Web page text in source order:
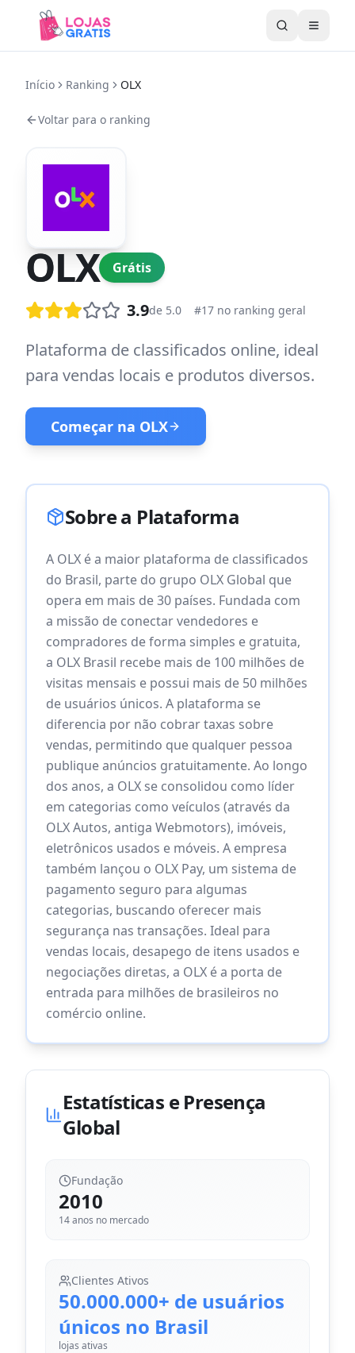
Abrir
Início Ranking OLX
Voltar para o ranking
OLX Grátis
3.9de 5.0 #17 no ranking geral
Plataforma de classificados online, ideal
para vendas locais e produtos diversos.
Começar na OLX
Sobre a Plataforma
A OLX é a maior plataforma de classificados
do Brasil, parte do grupo OLX Global que
opera em mais de 30 países. Fundada com
a missão de conectar vendedores e
compradores de forma simples e gratuita,
a OLX Brasil recebe mais de 100 milhões de
visitas mensais e possui mais de 50 milhões
de usuários únicos. A plataforma se
diferencia por não cobrar taxas sobre
vendas, permitindo que qualquer pessoa
publique anúncios gratuitamente. Ao longo
dos anos, a OLX se consolidou como líder
em categorias como veículos (através da
OLX Autos, antiga Webmotors), imóveis,
eletrônicos usados e móveis. A empresa
também lançou o OLX Pay, um sistema de
pagamento seguro para algumas
categorias, buscando oferecer mais
segurança nas transações. Ideal para
vendas locais, desapego de itens usados e
negociações diretas, a OLX é a porta de
entrada para milhões de brasileiros no
comércio online.
Estatísticas e Presença
Global
Fundação
2010
14anos no mercado
Clientes Ativos
50.000.000+ de usuários
únicos no Brasil
lojas ativas